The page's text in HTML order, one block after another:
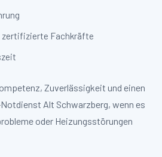
zertifizierte Fachkräfte
Zuverlässigkeit und einen
Alt Schwarzberg, wenn es
oder Heizungsstörungen